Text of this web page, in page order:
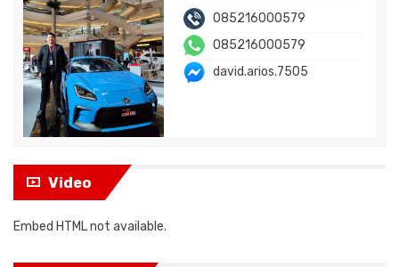
085216000579
085216000579
david.arios.7505
Video
Embed HTML not available.